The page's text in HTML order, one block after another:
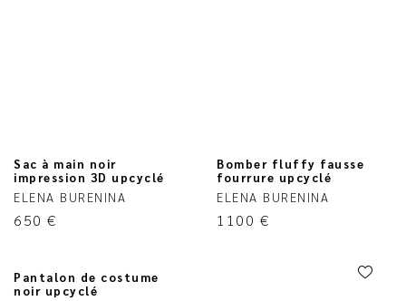
Sac à main noir
impression 3D upcyclé
ELENA BURENINA
650 €
Bomber fluffy fausse
fourrure upcyclé
ELENA BURENINA
1100 €
Pantalon de costume
noir upcyclé